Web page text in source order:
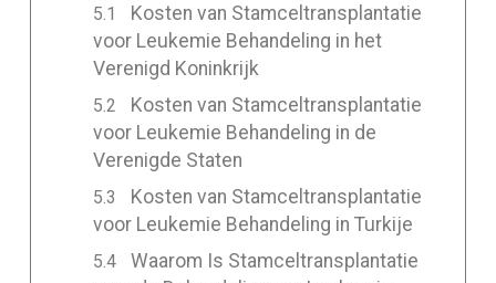
Kosten van Stamceltransplantatie
voor Leukemie Behandeling in het
Verenigd Koninkrijk
Kosten van Stamceltransplantatie
voor Leukemie Behandeling in de
Verenigde Staten
Kosten van Stamceltransplantatie
voor Leukemie Behandeling in Turkije
Waarom Is Stamceltransplantatie